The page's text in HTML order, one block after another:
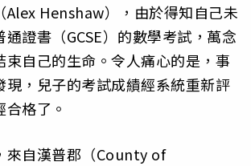
Alex Henshaw），由於得知自己未
證書（GCSE）的數學考試，萬念
束自己的生命。令人痛心的是，事
現，兒子的考試成績經系統重新評
格了。
來自漢普郡（County of